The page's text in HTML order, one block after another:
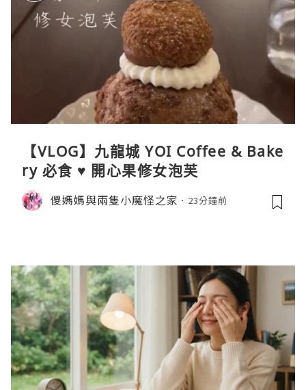
【VLOG】九龍城 YOI Coffee & Bake
ry 必食 ♥ 開心果修女泡芙
儍媽媽與兩隻小魔怪之家 23分鐘前